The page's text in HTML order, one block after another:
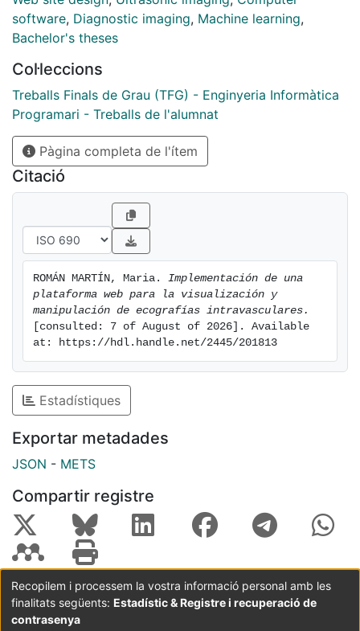
middle and intimate tunic of a layer of an intravascular
ultrasound. In addition, the incorporation of another
learning techniques to calculate contours in
intravascular ecographs. This additional functionality
has further improved the accuracy and analytical
capability of the instrument, allowing for more detailed
interpretation
and a more reliable diagnosis.
software, Diagnostic imaging, Machine learning,
Bachelor's theses
Col·leccions
Treballs Finals de Grau (TFG) - Enginyeria Informàtica
Programari - Treballs de l'alumnat
Pàgina completa de l'ítem
Citació
ROMÁN MARTÍN, Maria. Implementación de una
plataforma web para la visualización y
manipulación de ecografías intravasculares.
[consulted: 7 of August of 2026]. Available
at: https://hdl.handle.net/2445/201813
Estadístiques
Exportar metadades
JSON - METS
Compartir registre
Coordinació:CRAI UB Avís legal
Metadades
subjectes a:
Recopilem i processem la vostra informació personal amb les
finalitats següents: Estadístic & Registre i recuperació de
contrasenya